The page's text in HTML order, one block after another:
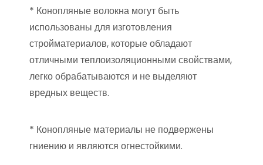
* Конопляные волокна могут быть
использованы для изготовления
стройматериалов, которые обладают
отличными теплоизоляционными свойствами,
легко обрабатываются и не выделяют
вредных веществ.
* Конопляные материалы не подвержены
гниению и являются огнестойкими.